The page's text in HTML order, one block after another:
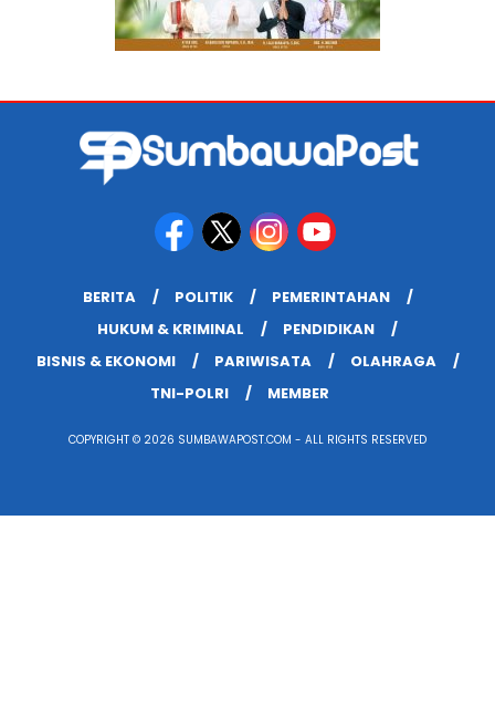
BERITA POLITIK
PEMERINTAHAN
HUKUM & KRIMINAL
PENDIDIKAN
BISNIS & EKONOMI
PARIWISATA
OLAHRAGA
TNI-POLRI
MEMBER
COPYRIGHT © 2026 SUMBAWAPOST.COM - ALL RIGHTS RESERVED